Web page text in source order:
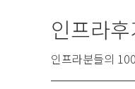
인프라후
인프라분들의